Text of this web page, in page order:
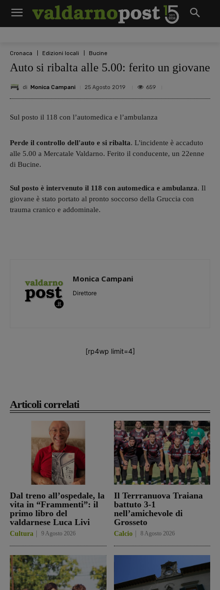
Cronaca Edizioni locali Bucine
Auto si ribalta alle 5.00: ferito un giovane
di Monica Campani 25 Agosto 2019 659
Articoli correlati
Dal treno all’ospedale, la
vita in “Frammenti”: il
primo libro del
valdarnese Luca Livi
Cultura 9 Agosto 2026
Il Terrranuova Traiana
battuto 3-1
nell’amichevole di
Grosseto
Calcio 8 Agosto 2026
Sul posto il 118 con l’automedica e l’ambulanza
Perde il controllo dell'auto e si ribalta. L'incidente è accaduto
alle 5.00 a Mercatale Valdarno. Ferito il conducente, un 22enne
di Bucine.
Sul posto è intervenuto il 118 con automedica e ambulanza. Il
giovane è stato portato al pronto soccorso della Gruccia con
trauma cranico e addominale.
Monica Campani
Direttore
[rp4wp limit=4]